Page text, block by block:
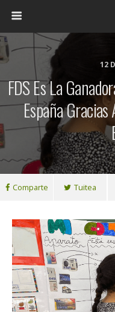
12
FDS Es La
España
Comparte Tuitea